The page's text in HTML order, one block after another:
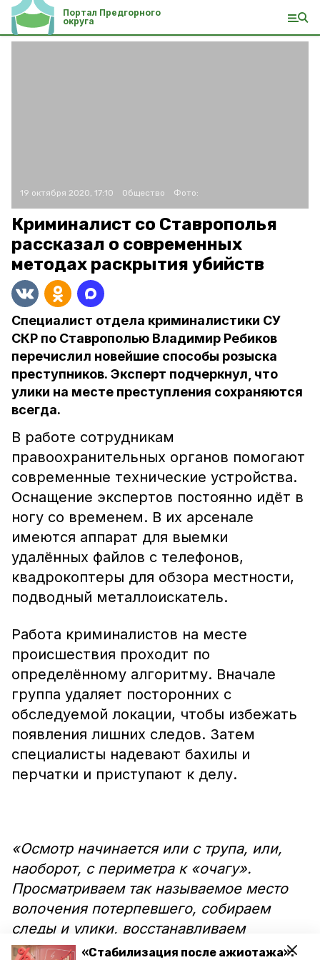
«Стабилизация после ажиотажа»:
Портал Предгорного
округа
19 октября 2020, 17:10 Общество Фото:
Криминалист со Ставрополья
рассказал о современных
методах раскрытия убийств
Специалист отдела криминалистики СУ
СКР по Ставрополью Владимир Ребиков
перечислил новейшие способы розыска
преступников. Эксперт подчеркнул, что
улики на месте преступления сохраняются
всегда.
В работе сотрудникам
правоохранительных органов помогают
современные технические устройства.
Оснащение экспертов постоянно идёт в
ногу со временем. В их арсенале
имеются аппарат для выемки
удалённых файлов с телефонов,
квадрокоптеры для обзора местности,
подводный металлоискатель.
Работа криминалистов на месте
происшествия проходит по
определённому алгоритму. Вначале
группа удаляет посторонних с
обследуемой локации, чтобы избежать
появления лишних следов. Затем
специалисты надевают бахилы и
перчатки и приступают к делу.
«Осмотр начинается или с трупа, или,
наоборот, с периметра к «очагу».
Просматриваем так называемое место
волочения потерпевшего, собираем
следы и улики, восстанавливаем
картину», — пояснил Владимир Ребиков.